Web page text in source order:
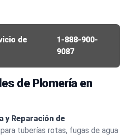
de
1-888-900-
9087
de Plomería en
y Reparación de
tuberías rotas, fugas de agua